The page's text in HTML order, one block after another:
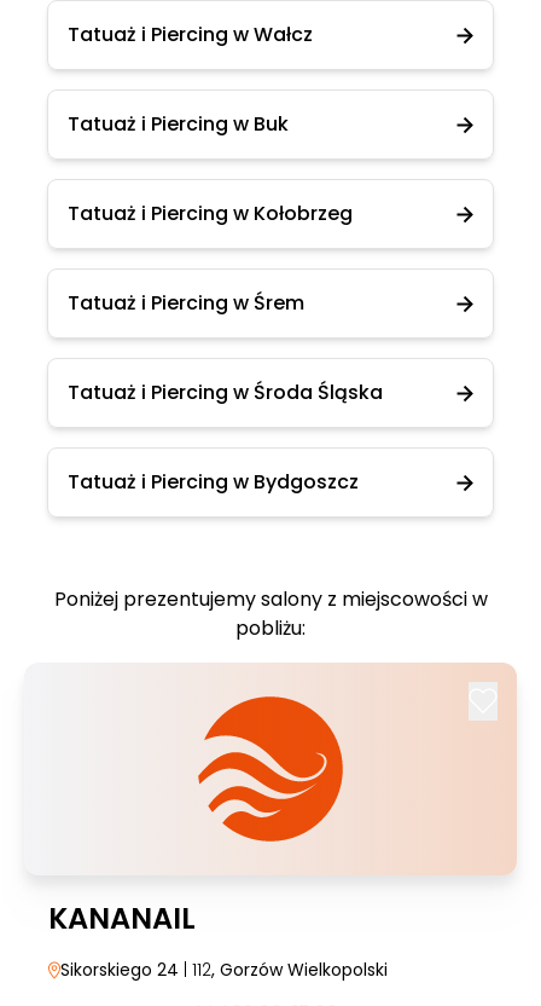
Tatuaż i Piercing w Wałcz
Tatuaż i Piercing w Buk
Tatuaż i Piercing w Kołobrzeg
Tatuaż i Piercing w Śrem
Tatuaż i Piercing w Środa Śląska
Tatuaż i Piercing w Bydgoszcz
Poniżej prezentujemy salony z miejscowości w
pobliżu:
KANANAIL
Sikorskiego 24 | 112, Gorzów Wielkopolski